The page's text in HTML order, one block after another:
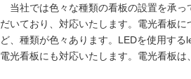
当社では色々な種類の看板の設置を承っ
だいており、対応いたします。電光看板
ど、種類が色々あります。LEDを使用す
電光看板にも対応いたします。電光看板は